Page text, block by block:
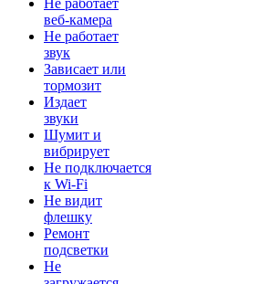
веб-камера
Не работает
звук
Зависает или
тормозит
Издает
звуки
Шумит и
вибрирует
Не подключается
к Wi-Fi
Не видит
флешку
Ремонт
подсветки
Не